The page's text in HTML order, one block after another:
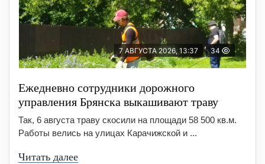
7 АВГУСТА 2026, 13:37 34
Ежедневно сотрудники дорожного
управления Брянска выкашивают траву
Так, 6 августа траву скосили на площади 58 500 кв.м.
Работы велись на улицах Карачижской и ...
Читать далее